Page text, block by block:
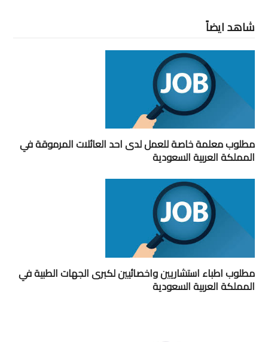
شاهد ايضاً
مطلوب معلمة خاصة للعمل لدى احد العائلات المرموقة في
المملكة العربية السعودية
مطلوب اطباء استشاريين واخصائيين لكبرى الجهات الطبية في
المملكة العربية السعودية